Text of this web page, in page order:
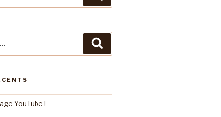
YouTube !